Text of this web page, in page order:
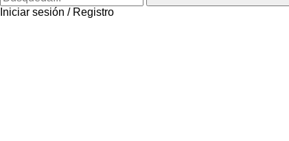
Iniciar sesión / Registro